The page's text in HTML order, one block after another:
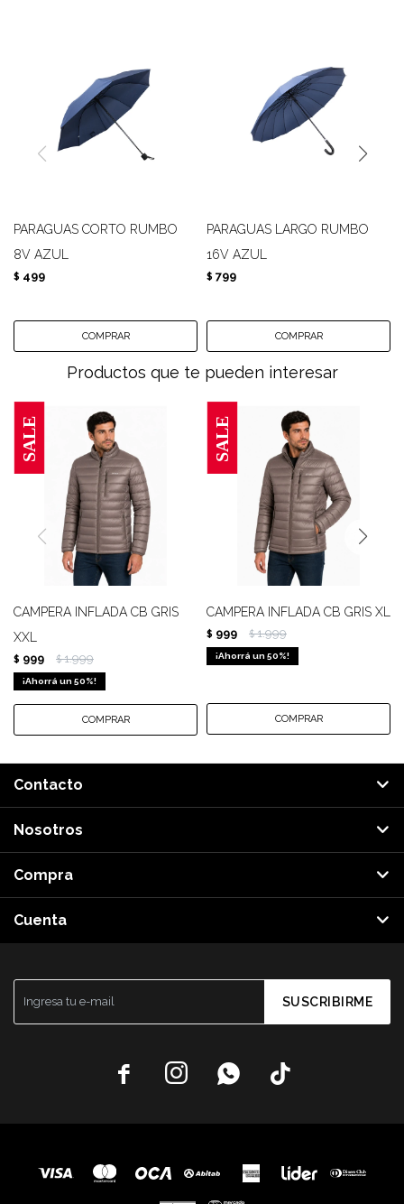
PARAGUAS CORTO RUMBO
8V AZUL
$ 499
PARAGUAS LARGO RUMBO
16V AZUL
$ 799
Productos que te pueden interesar
CAMPERA INFLADA CB GRIS
XXL
$ 999 $ 1.999
50
CAMPERA INFLADA CB GRIS XL
$ 999 $ 1.999
50
SUSCRIBIRME
   
Contacto
Nosotros
Compra
Cuenta